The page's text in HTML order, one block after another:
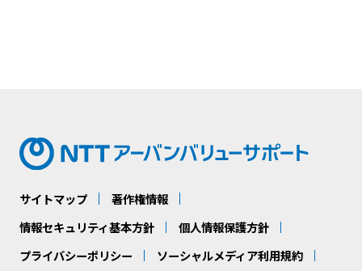
サイトマップ
著作権情報
情報セキュリティ基本方針
個人情報保護方針
プライバシーポリシー
ソーシャルメディア利用規約